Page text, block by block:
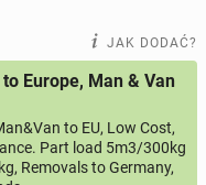
JAK DODAĆ?
Europe, Man & Van
to EU, Low Cost,
Part load 5m3/300kg
Removals to Germany,